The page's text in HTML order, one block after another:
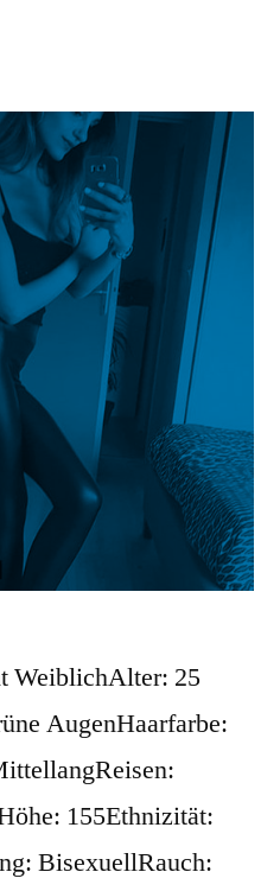
WeiblichAlter: 25
AugenHaarfarbe:
155Ethnizität:
BisexuellRauch: